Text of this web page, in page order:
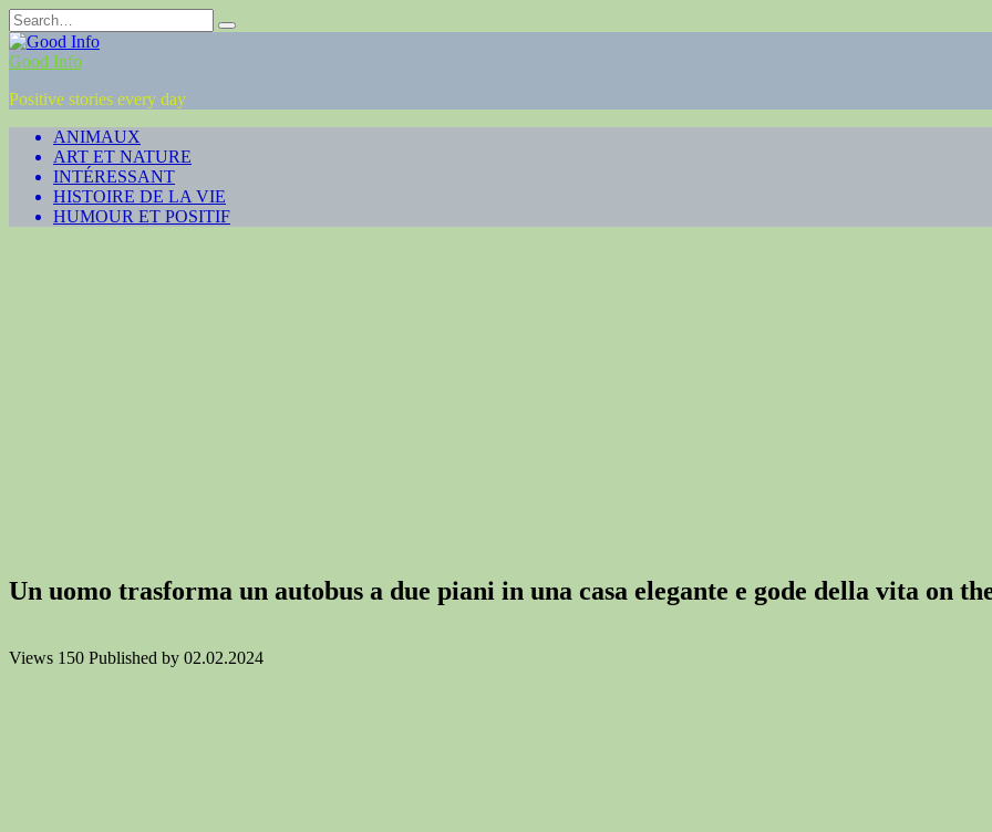
Skip
to
content
Search
for:
Good Info
Positive stories every day
ANIMAUX
ART ET NATURE
INTÉRESSANT
HISTOIRE DE LA VIE
HUMOUR ET POSITIF
Un uomo trasforma un autobus a due piani in una casa elegante e gode della vita on
Views 150 Published by 02.02.2024